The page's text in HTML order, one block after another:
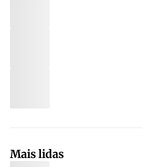
Mais lidas